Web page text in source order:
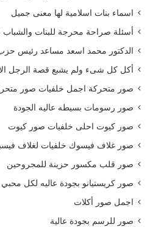
اسماء بنات اسلامية لها معنى جميل
أسئلة صراحة محرجة للبنات والشباب 2023
الدكتور محمد اسعد مساعد رئيس
أكل كل شىء ولم يشبع قصة الرجل
صور متحركة اجمل خلفيات صور
صور رسومات بسيطه عاليه الجودة
صور كيوت احلى خلفيات صور كيوت
صور غلاف فيسوك خلفيات لغلاف
صور قلب مكسور حزينة للمجروحين
صور كريستيانو بجودة عاليه لكل محبي
اجمل صور أكلات
صور للرسم بجودة عالية